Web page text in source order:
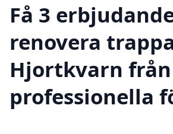
Få 3
renovera
Hjortkvarn från
professionella